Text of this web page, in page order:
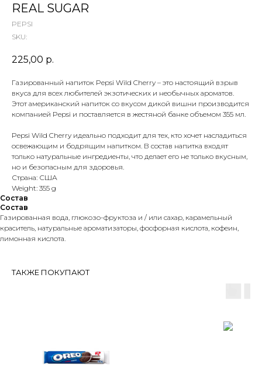
REAL SUGAR
PEPSI
SKU:
225,00 р.
Газированный напиток Pepsi Wild Cherry – это настоящий взрыв
вкуса для всех любителей экзотических и необычных ароматов.
Этот американский напиток со вкусом дикой вишни производится
компанией Pepsi и поставляется в жестяной банке объемом 355 мл.
Pepsi Wild Cherry идеально подходит для тех, кто хочет насладиться
освежающим и бодрящим напитком. В состав напитка входят
только натуральные ингредиенты, что делает его не только вкусным,
но и безопасным для здоровья.
Страна: США
Weight: 355 g
Состав
Состав
Газированная вода, глюкозо-фруктоза и / или сахар, карамельный
краситель, натуральные ароматизаторы, фосфорная кислота, кофеин,
лимонная кислота.
ТАКЖЕ ПОКУПАЮТ